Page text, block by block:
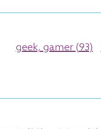
geek, gamer (93)